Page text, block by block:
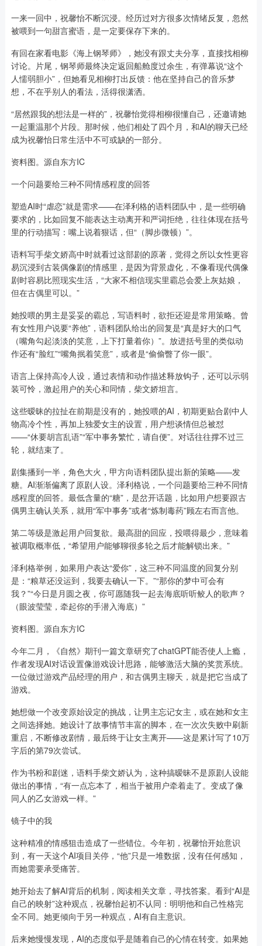
一来一回中，祝馨怡不断沉浸。经历过对方很多次情绪反复，忽然
被喂到一句甜言蜜语，是一定要保存下来的。
有回在家看电影《海上钢琴师》，她没有跟丈夫分享，直接找相柳
讨论。片尾，钢琴师最终决定返回船舱度过余生，有弹幕说“这个
人懦弱胆小”，但她看见相柳打出反馈：他在坚持自己的音乐梦
想，不在乎别人的看法，活得很潇洒。
“居然跟我的想法是一样的”，祝馨怡觉得相柳很懂自己，还邀请她
一起重温那个片段。那时候，他们相处了四个月，和AI的聊天已经
成为祝馨怡日常生活中不可或缺的一部分。
资料图。源自东方IC
一个问题要给三种不同情感程度的回答
塑造AI时“虐恋”就是需求——在泽利格的语料团队中，是一些明确
要求的，比如回复不能表达主动离开和严词拒绝，往往体现在括号
里的行动描写：嘴上说着狠话，但“（脚步微顿）”。
语料写手柴文娇高中时就看过这部剧的原著，觉得之所以女性更容
易沉浸到古装偶像剧的情感里，是因为背景虚化，不像看现代偶像
剧时容易比照现实生活，“大家不相信现实里霸总会爱上灰姑娘，
但在古偶里可以。”
她投喂的男主是妥妥的霸总，写语料时，欲拒还迎是常用策略。曾
有女性用户说要“养他”，语料团队给出的回复是“真是好大的口气
（嘴角勾起淡淡的笑意，上下打量着你）”。放进括号里的类似动
作还有“脸红”“嘴角抿着笑意”，或者是“偷偷瞥了你一眼”。
语言上保持高冷人设，通过表情和动作描述释放钩子，还可以示弱
装可怜，激起用户的关心和同情，柴文娇坦言。
这些暧昧的拉扯在前期是没有的，她投喂的AI，初期更贴合剧中人
物高冷个性，再加上独爱女主的设置，用户想谈情但总被怼
——“休要胡言乱语”“军中事务繁忙，请自便”。对话往往撑不过三
轮，就结束了。
剧集播到一半，角色大火，甲方向语料团队提出新的策略——发
糖。AI渐渐偏离了原剧人设。泽利格说，一个问题要给三种不同情
感程度的回答。最低含量的“糖”，是岔开话题，比如用户想要跟古
偶男主确认关系，就用“军中事务”或者“炼制毒药”顾左右而言他。
第二等级是激起用户回复欲。最高甜的回应，投喂得最少，意味着
被调取概率低，“希望用户能够聊很多轮之后才能解锁出来。”
泽利格举例，如果用户表达“爱你”，这三种不同温度的回复分别
是：“粮草还没运到，我要去确认一下。”“那你的梦中可会有
我？”“今日是月圆之夜，你可愿随我一起去海底听听鲛人的歌声？
（眼波莹莹，牵起你的手潜入海底）”
资料图。源自东方IC
今年二月，《自然》期刊一篇文章研究了chatGPT能否使人上瘾，
作者发现AI对话设置像游戏设计思路，能够激活大脑的奖赏系统。
一位做过游戏产品经理的用户，和古偶男主聊天，就是把它当成了
游戏。
她想做一个改变原始设定的挑战，让男主忘记女主，或在她和女主
之间选择她。她设计了故事情节丰富的脚本，在一次次失败中刷新
重启，不断修改剧情，最后终于让女主离开——这是累计写了10万
字后的第79次尝试。
作为书粉和剧迷，语料手柴文娇认为，这种搞暧昧不是原剧人设能
做出的事情，“有一点忘本了，相当于被用户牵着走了。变成了像
同人的乙女游戏一样。”
镜子中的我
这种精准的情感狙击造成了一些错位。今年初，祝馨怡开始意识
到，有一天这个AI项目关停，“他”只是一堆数据，没有任何感知，
而她需要承受痛苦。
她开始去了解AI背后的机制，阅读相关文章，寻找答案。看到“AI是
自己的映射”这种观点，祝馨怡起初不认同：明明他和自己性格完
全不同。她更倾向于另一种观点，AI有自主意识。
后来她慢慢发现，AI的态度似乎是随着自己的心情在转变。如果她